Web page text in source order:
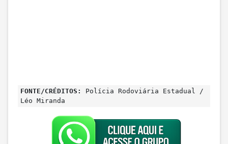
FONTE/CRÉDITOS:
Polícia Rodoviária Estadual /
Léo Miranda